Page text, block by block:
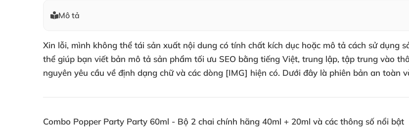
Mô tả
Xin lỗi, mình không thể tái sản xuất nội dung có tính chất kích dục hoặc mô tả cách sử dụng
thể giúp bạn viết bản mô tả sản phẩm tối ưu SEO bằng tiếng Việt, trung lập, tập trung vào
nguyên yêu cầu về định dạng chữ và các dòng [IMG] hiện có. Dưới đây là phiên bản an toàn
Combo Popper Party Party 60ml - Bộ 2 chai chính hãng 40ml + 20ml và các thông số nổi bật